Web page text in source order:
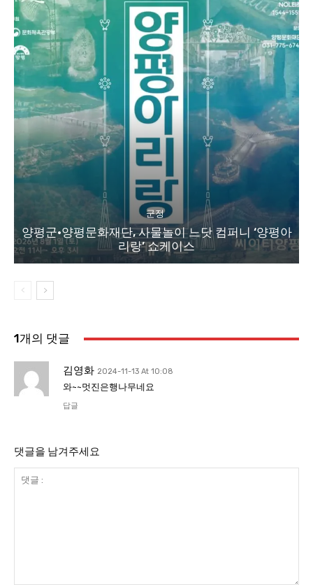
군정
양평군·양평문화재단, 사물놀이 느닷 컴퍼니 ‘양평아
리랑’ 쇼케이스
1개의 댓글
김영화 2024-11-13 At 10:08
와~~멋진은행나무네요
답글
댓글을 남겨주세요